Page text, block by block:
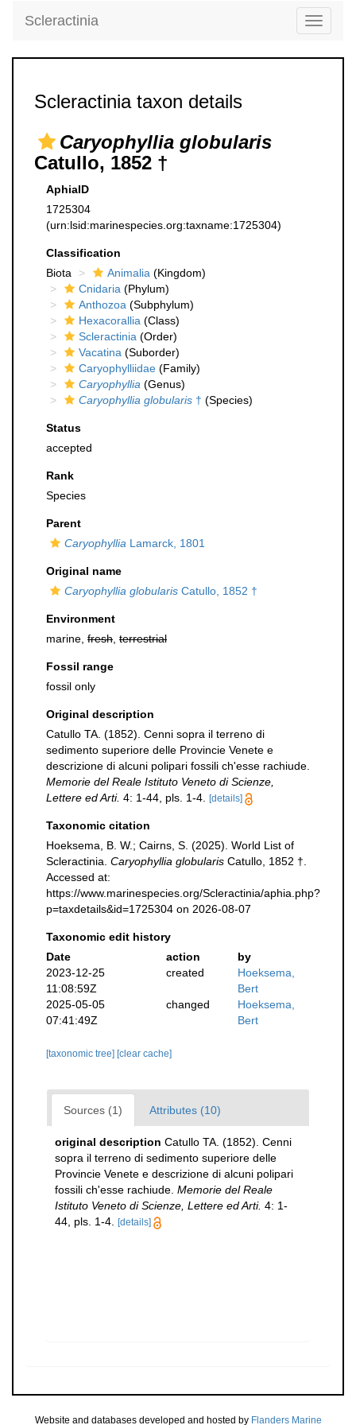
Toggle
Scleractinia
Scleractinia taxon details
Caryophyllia globularis
Catullo, 1852 †
AphiaID
1725304
(urn:lsid:marinespecies.org:taxname:1725304)
Classification
Biota
Animalia (Kingdom)
Cnidaria (Phylum)
Anthozoa (Subphylum)
Hexacorallia (Class)
Scleractinia (Order)
Vacatina (Suborder)
Caryophylliidae (Family)
Caryophyllia (Genus)
Caryophyllia globularis † (Species)
Status
accepted
Rank
Species
Parent
Caryophyllia Lamarck, 1801
Original name
Caryophyllia globularis Catullo, 1852 †
Environment
marine, fresh terrestrial
Fossil range
fossil only
Original description
Catullo TA. (1852). Cenni sopra il terreno di
sedimento superiore delle Provincie Venete e
descrizione di alcuni polipari fossili ch'esse rachiude.
Memorie del Reale Istituto Veneto di Scienze,
Lettere ed Arti. 4: 1-44, pls. 1-4. [details]
Taxonomic citation
Hoeksema, B. W.; Cairns, S. (2025). World List of
Scleractinia. Caryophyllia globularis Catullo, 1852 †.
Accessed at:
https://www.marinespecies.org/Scleractinia/aphia.php?
p=taxdetails&id=1725304 on 2026-08-07
Taxonomic edit history
Date
action
by
2023-12-25
11:08:59Z
created
Hoeksema,
Bert
2025-05-05
07:41:49Z
changed
Hoeksema,
Bert
[taxonomic tree] [clear cache]
Sources (1) Attributes (10)
original description Catullo TA. (1852). Cenni
sopra il terreno di sedimento superiore delle
Provincie Venete e descrizione di alcuni polipari
fossili ch'esse rachiude. Memorie del Reale
Istituto Veneto di Scienze, Lettere ed Arti. 4: 1-
44, pls. 1-4.
[details]
Website and databases developed and hosted by Flanders Marine